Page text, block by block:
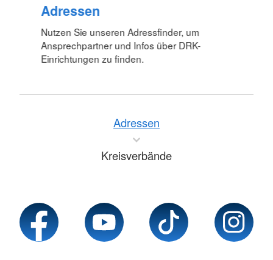
Adressen
Nutzen Sie unseren Adressfinder, um
Ansprechpartner und Infos über DRK-
Einrichtungen zu finden.
Adressen
Kreisverbände